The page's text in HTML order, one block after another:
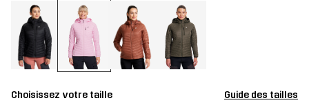
Choisissez votre taille Guide des tailles